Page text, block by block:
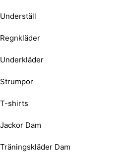
Underställ
Regnkläder
Underkläder
Strumpor
T-shirts
Jackor Dam
Träningskläder Dam